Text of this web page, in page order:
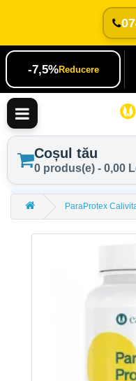
-7,5%Reducere
Coșul tău
0 produs(e) - 0,00
ParaProtex